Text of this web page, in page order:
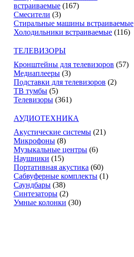
встраиваемые (167)
Смесители (3)
Стиральные машины встраиваемые
Холодильники встраиваемые (116)
ТЕЛЕВИЗОРЫ
Кронштейны для телевизоров (57)
Медиаплееры (3)
Подставки для телевизоров (2)
ТВ тумбы (5)
Телевизоры (361)
АУДИОТЕХНИКА
Акустические системы (21)
Микрофоны (8)
Музыкальные центры (6)
Наушники (15)
Портативная акустика (60)
Сабвуферные комплекты (1)
Саундбары (38)
Синтезаторы (2)
Умные колонки (30)